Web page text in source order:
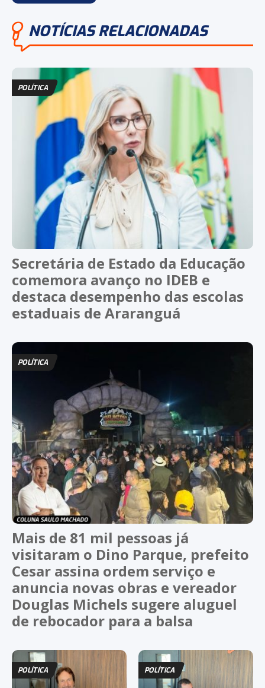
NOTÍCIAS RELACIONADAS
POLÍTICA
Secretária de Estado da Educação
comemora avanço no IDEB e
destaca desempenho das escolas
estaduais de Araranguá
POLÍTICA
Mais de 81 mil pessoas já
visitaram o Dino Parque, prefeito
Cesar assina ordem serviço e
anuncia novas obras e vereador
Douglas Michels sugere aluguel
de rebocador para a balsa
POLÍTICA POLÍTICA